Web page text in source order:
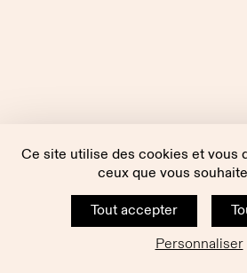
Ce site utilise des cookies et vous
ceux que vous
Tout accepter
Personnaliser